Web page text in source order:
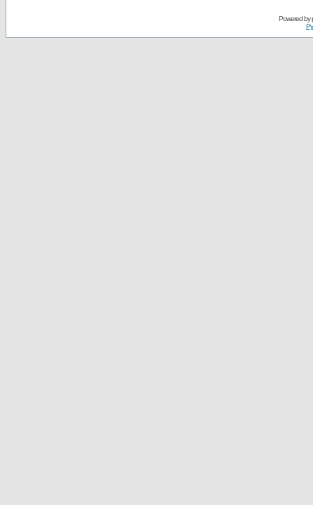
Powered by